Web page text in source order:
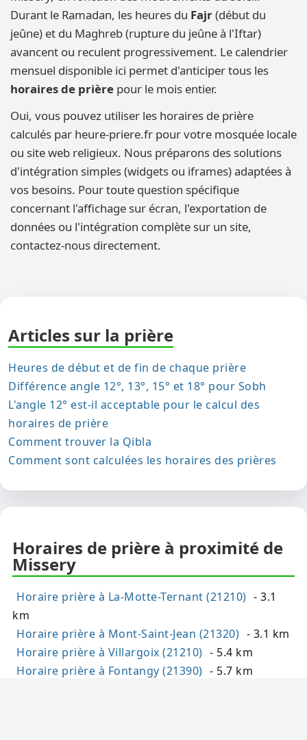
Durant le Ramadan, les heures du Fajr(début du
jeûne) et du Maghreb (rupture du jeûne à l'Iftar)
avancent ou reculent progressivement. Le calendrier
mensuel disponible ici permet d'anticiper tous les
horaires de prière pour le mois entier.
Oui, vous pouvez utiliser les horaires de prière
calculés par heure-priere.fr pour votre mosquée locale
ou site web religieux. Nous préparons des solutions
d'intégration simples (widgets ou iframes) adaptées à
vos besoins. Pour toute question spécifique
concernant l'affichage sur écran, l'exportation de
données ou l'intégration complète sur un site,
contactez-nous directement.
Articles sur la prière
Heures de début et de fin de chaque prière
Différence angle 12°, 13°, 15° et 18° pour Sobh
L'angle 12° est-il acceptable pour le calcul des
horaires de prière
Comment trouver la Qibla
Comment sont calculées les horaires des prières
Horaires de prière à proximité de
Missery
Horaire prière à La-Motte-Ternant (21210) - 3.1
km
Horaire prière à Mont-Saint-Jean (21320) - 3.1 km
Horaire prière à Villargoix (21210) - 5.4 km
Horaire prière à Fontangy (21390) - 5.7 km